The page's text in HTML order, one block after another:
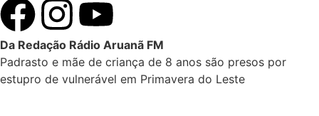
Da Redação Rádio Aruanã FM
Padrasto e mãe de criança de 8 anos são presos por
estupro de vulnerável em Primavera do Leste